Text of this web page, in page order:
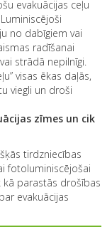
evakuācijas ceļu
no dabīgiem vai
radīšanai
strādā nepilnīgi.
visas ēkas daļās,
viegli un droši
zīmes un cik
tirdzniecības
fotoluminiscējošai
kā parastās drošības
evakuācijas